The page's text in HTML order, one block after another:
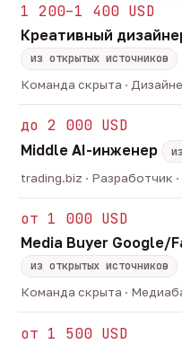
1 200–1 400 USD
Креативный
из открытых источников
Команда скрыта ·
до 2 000 USD
Middle AI-инженер
trading.biz · Разработчик ·
от 1 000 USD
Media Buyer Google/
из открытых источников
Команда скрыта ·
от 1 500 USD